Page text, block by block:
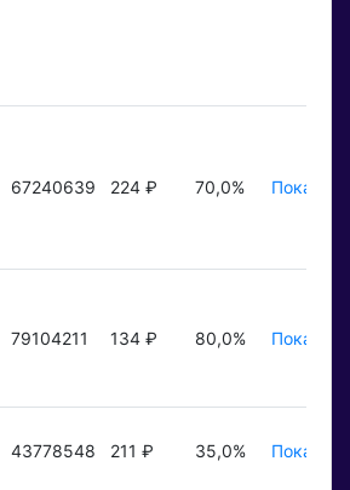
67240639 224 ₽ 70,0%
79104211 134 ₽ 80,0%
43778548 211 ₽ 35,0%